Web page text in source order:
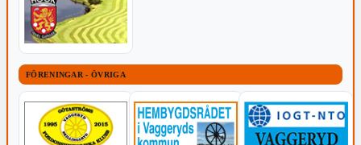
FÖRENINGAR - ÖVRIGA